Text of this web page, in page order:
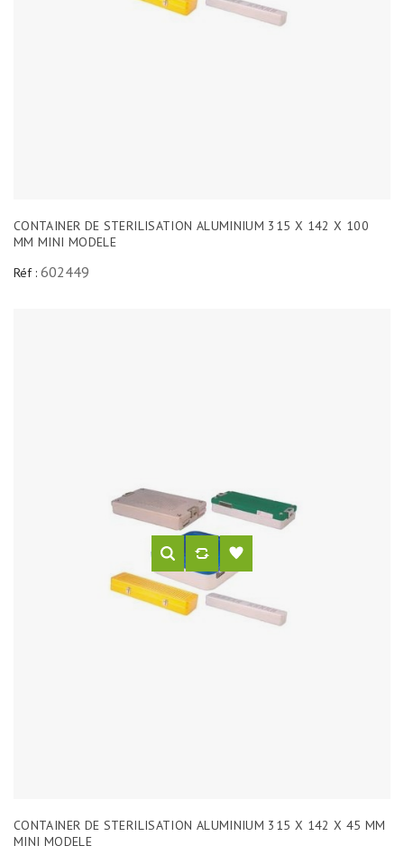
CONTAINER DE STERILISATION ALUMINIUM 315 X 142 X 100
MM MINI MODELE
Réf : 602449
CONTAINER DE STERILISATION ALUMINIUM 315 X 142 X 45 MM
MINI MODELE